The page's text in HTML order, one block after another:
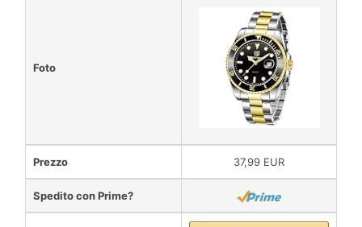
Foto
Prezzo 37,99 EUR
Spedito con Prime?